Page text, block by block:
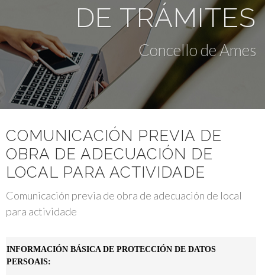
DE TRÁMITES
Concello de Ames
COMUNICACIÓN PREVIA DE
OBRA DE ADECUACIÓN DE
LOCAL PARA ACTIVIDADE
Comunicación previa de obra de adecuación de local
para actividade
INFORMACIÓN BÁSICA DE PROTECCIÓN DE DATOS
PERSOAIS: